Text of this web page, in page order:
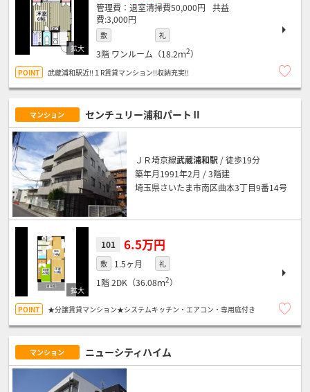
退室清掃費50,000円
3,000円
敷 礼
3階 ワンルーム（18.2ｍ2）
武蔵浦和駅近!!１R賃貸マンション!!収納充実!!
マンション センチュリー浦和パートⅡ
ＪＲ埼京線武蔵浦和駅 / 徒歩19分
築年月1991年2月 / 3階建
埼玉県さいたま市南区曲本3丁目9番14号
101 6.5万円
敷 1.5ヶ月 礼
1階2DK（36.08ｍ2）
★分譲賃貸マンション★システムキッチン・エアコン・専用庭付き
マンション ニューシティハイム